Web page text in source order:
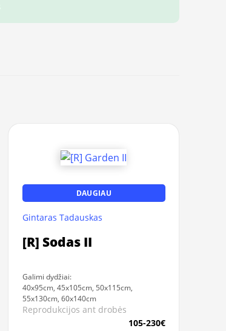
DAUGIAU
Gintaras Tadauskas
[R] Sodas II
Galimi dydžiai:
40x95cm, 45x105cm, 50x115cm,
55x130cm, 60x140cm
Reprodukcijos ant drobės
105-230€